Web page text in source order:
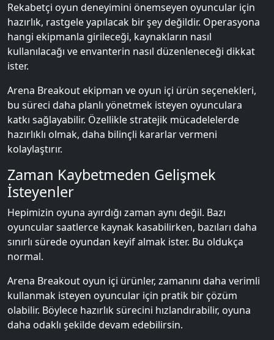
Rekabetçi oyun deneyimini önemseyen oyuncular için
hazırlık, rastgele yapılacak bir şey değildir. Operasyona
hangi ekipmanla girileceği, kaynakların nasıl
kullanılacağı ve envanterin nasıl düzenleneceği dikkat
ister.
Arena Breakout ekipman ve oyun içi ürün seçenekleri,
bu süreci daha planlı yönetmek isteyen oyunculara
katkı sağlayabilir. Özellikle stratejik mücadelelerde
hazırlıklı olmak, daha bilinçli kararlar vermeni
kolaylaştırır.
Zaman Kaybetmeden Gelişmek
İsteyenler
Hepimizin oyuna ayırdığı zaman aynı değil. Bazı
oyuncular saatlerce kaynak kasabilirken, bazıları daha
sınırlı sürede oyundan keyif almak ister. Bu oldukça
normal.
Arena Breakout oyun içi ürünler, zamanını daha verimli
kullanmak isteyen oyuncular için pratik bir çözüm
olabilir. Böylece hazırlık sürecini hızlandırabilir, oyuna
daha odaklı şekilde devam edebilirsin.